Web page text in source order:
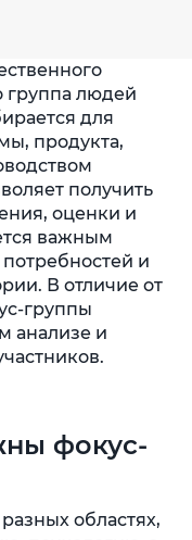
группа людей
для
продукта,
получить
оценки и
важным
и
В отличие от
группы
анализе и
фокус-
областях,